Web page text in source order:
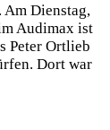
Am Dienstag,
Audimax ist
Peter Ortlieb
Dort war